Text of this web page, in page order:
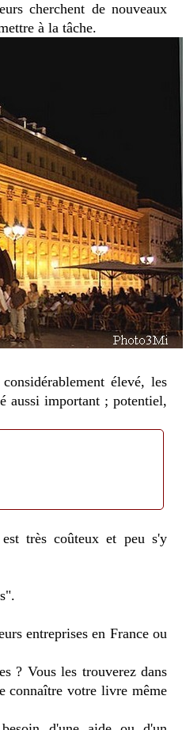
cherchent de nouveaux
à la tâche.
élevé, les
aussi important ; potentiel,
très coûteux et peu s'y
entreprises en France ou
? Vous les trouverez dans
connaître votre livre même